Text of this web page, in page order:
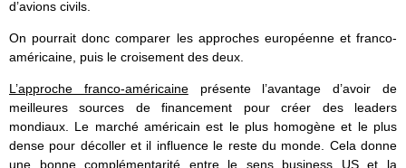
d’avions civils.
On pourrait donc comparer les approches européenne et franco-
américaine, puis le croisement des deux.
L’approche franco-américaineprésente l’avantage d’avoir de
meilleures sources de financement pour créer des leaders
mondiaux. Le marché américain est le plus homogène et le plus
dense pour décoller et il influence le reste du monde. Cela donne
une bonne complémentarité entre le sens business US et la